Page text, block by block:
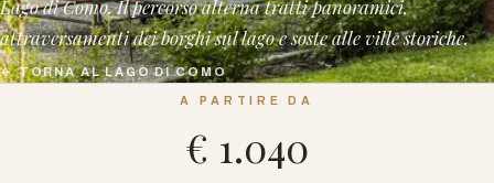
Lago di Como. Il percorso alterna tratti panoramici,
attraversamenti dei borghi sul lago e soste alle ville storiche.
←TORNA AL LAGO DI COMO
A PARTIRE DA
€ 1.040